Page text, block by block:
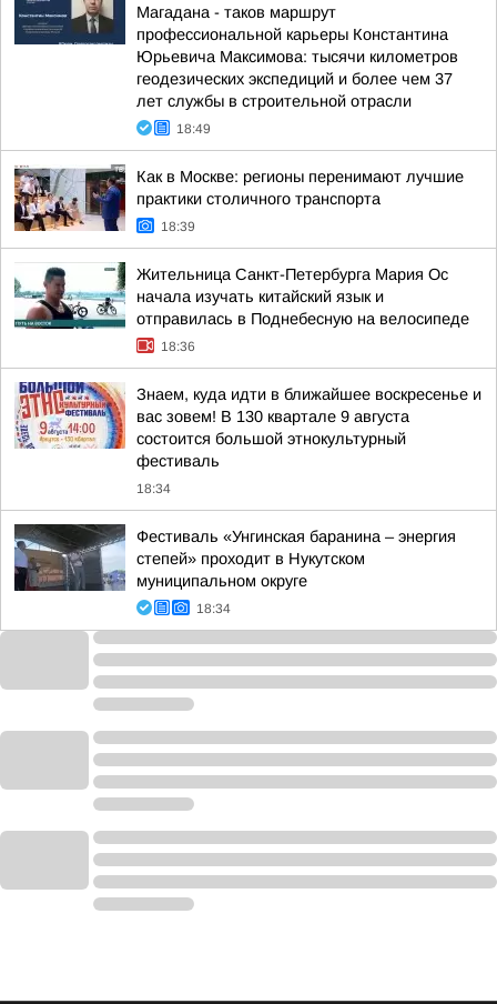
Магадана - таков маршрут
профессиональной карьеры Константина
Юрьевича Максимова: тысячи километров
геодезических экспедиций и более чем 37
лет службы в строительной отрасли
18:49
Как в Москве: регионы перенимают лучшие
практики столичного транспорта
18:39
Жительница Санкт-Петербурга Мария Ос
начала изучать китайский язык и
отправилась в Поднебесную на велосипеде
18:36
Знаем, куда идти в ближайшее воскресенье и
вас зовем! В 130 квартале 9 августа
состоится большой этнокультурный
фестиваль
18:34
Фестиваль «Унгинская баранина – энергия
степей» проходит в Нукутском
муниципальном округе
18:34